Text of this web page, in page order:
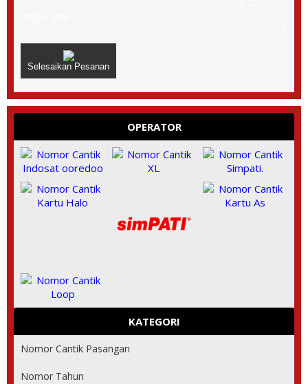
OPERATOR
KATEGORI
Nomor Cantik Pasangan
Nomor Tahun
Selesaikan Pesanan